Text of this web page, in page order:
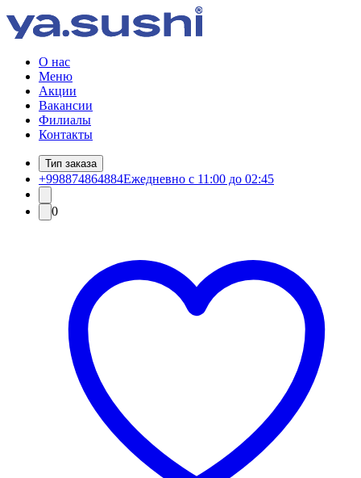
О нас
Меню
Акции
Вакансии
Филиалы
Контакты
Тип заказа
+998874864884Ежедневно с 11:00 до 02:45
0